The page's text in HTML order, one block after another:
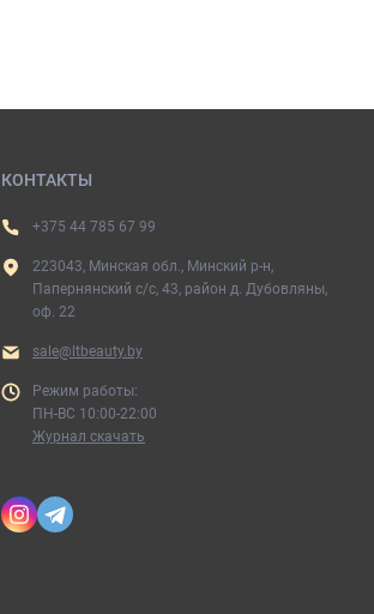
КОНТАКТЫ
+375 44 785 67 99
223043, Минская обл., Минский р-н,
Папернянский с/с, 43, район д. Дубовляны,
оф. 22
sale@ltbeauty.by
Режим работы:
ПН-ВС 10:00-22:00
Журнал скачать